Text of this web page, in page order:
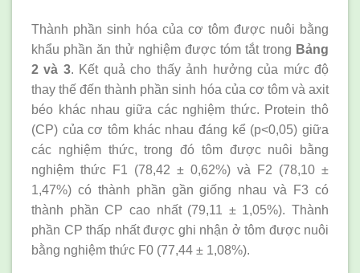
Thành phần sinh hóa của cơ tôm được nuôi bằng
khẩu phần ăn thử nghiệm được tóm tắt trong Bảng
2 và 3. Kết quả cho thấy ảnh hưởng của mức độ
thay thế đến thành phần sinh hóa của cơ tôm và axit
béo khác nhau giữa các nghiệm thức. Protein thô
(CP) của cơ tôm khác nhau đáng kể (p<0,05) giữa
các nghiệm thức, trong đó tôm được nuôi bằng
nghiệm thức F1 (78,42 ± 0,62%) và F2 (78,10 ±
1,47%) có thành phần gần giống nhau và F3 có
thành phần CP cao nhất (79,11 ± 1,05%). Thành
phần CP thấp nhất được ghi nhận ở tôm được nuôi
bằng nghiệm thức F0 (77,44 ± 1,08%).